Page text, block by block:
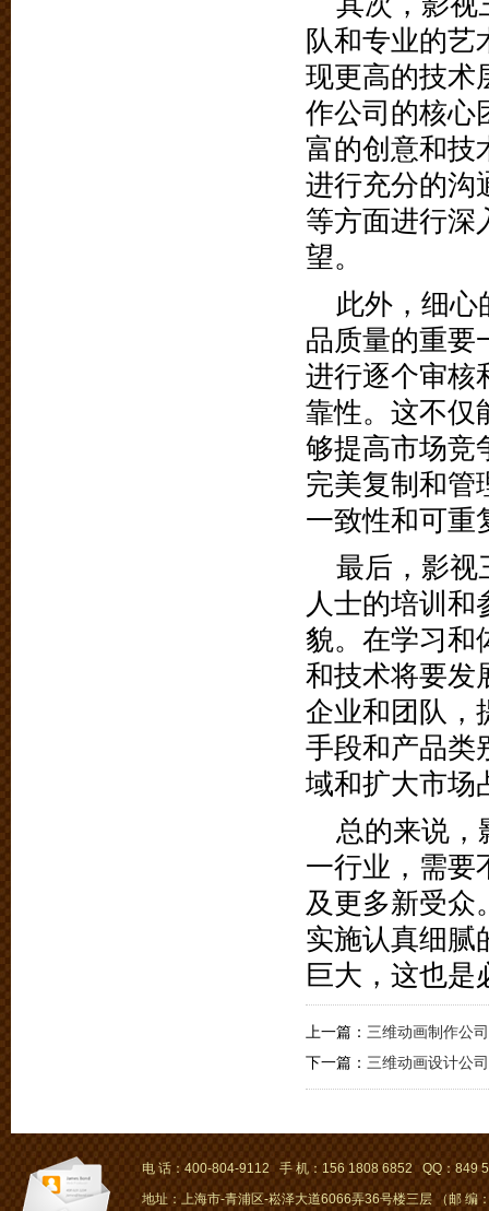
队和专业的艺
现更高的技术
作公司的核心
富的创意和技
进行充分的沟
等方面进行深
望。
此外，细心
品质量的重要
进行逐个审核
靠性。这不仅
够提高市场竞
完美复制和管
一致性和可重
最后，影视
人士的培训
貌。在学习和
和技术将要发
企业和团队，
手段和产品类
域和扩大市场
总的来说，
一行业，需要
及更多新受众
实施认真细腻
巨大，这也是
上一篇： 三维动画制作公
下一篇： 三维动画设计公
电 话：400-804-9112 手 机：156 1808 6852 QQ：849
地址：上海市-青浦区-崧泽大道6066弄36号楼三层 （邮 编